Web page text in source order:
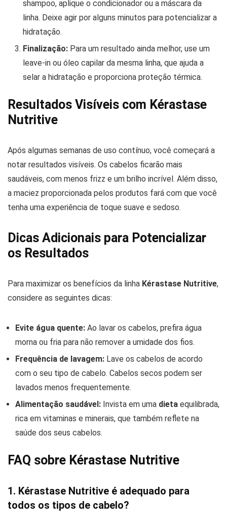
shampoo, aplique o condicionador ou a máscara da
linha. Deixe agir por alguns minutos para potencializar a
hidratação.
Finalização: Para um resultado ainda melhor, use um
leave-in ou óleo capilar da mesma linha, que ajuda a
selar a hidratação e proporciona proteção térmica.
Resultados Visíveis com Kérastase
Nutritive
Após algumas semanas de uso contínuo, você começará a
notar resultados visíveis. Os cabelos ficarão mais
saudáveis, com menos frizz e um brilho incrível. Além disso,
a maciez proporcionada pelos produtos fará com que você
tenha uma experiência de toque suave e sedoso.
Dicas Adicionais para Potencializar
os Resultados
Para maximizar os benefícios da linha Kérastase Nutritive,
considere as seguintes dicas:
Evite água quente: Ao lavar os cabelos, prefira água
morna ou fria para não remover a umidade dos fios.
Frequência de lavagem: Lave os cabelos de acordo
com o seu tipo de cabelo. Cabelos secos podem ser
lavados menos frequentemente.
Alimentação saudável: Invista em uma dieta equilibrada,
rica em vitaminas e minerais, que também reflete na
saúde dos seus cabelos.
FAQ sobre Kérastase Nutritive
1. Kérastase Nutritive é adequado para
todos os tipos de cabelo?